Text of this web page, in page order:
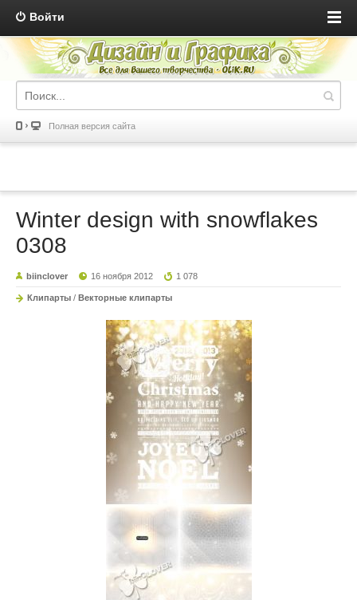
Войти
Полная версия сайта
Winter design with snowflakes
0308
biinclover 16 ноября 2012 1 078
Клипарты / Векторные клипарты